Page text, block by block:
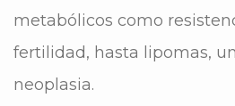
metabólicos como
fertilidad, hasta lipomas,
neoplasia.